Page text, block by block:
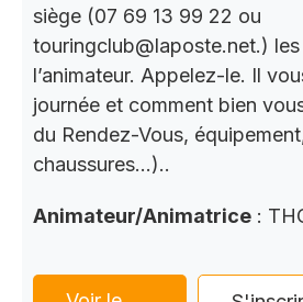
siège (07 69 13 99 22 ou
touringclub@laposte.net.)
l’animateur. Appelez-le. Il
journée et comment bien
du Rendez-Vous,
chaussures…)..
Animateur/Animatrice :